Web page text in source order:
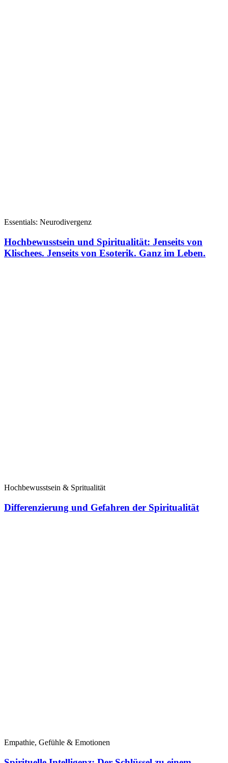
Essentials: Neurodivergenz
Hochbewusstsein und Spiritualität: Jenseits von
Klischees. Jenseits von Esoterik. Ganz im Leben.
Hochbewusstsein & Spritualität
Differenzierung und Gefahren der Spiritualität
Empathie, Gefühle & Emotionen